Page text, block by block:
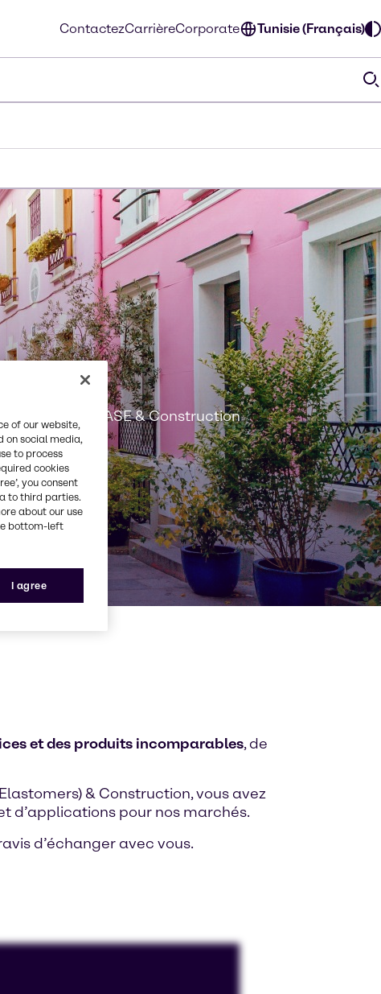
ContactezCarrièreCorporate Tunisie (Français)
CASE & Construction
et des produits incomparables, de
& Construction, vous avez
d’applications pour nos marchés.
d’échanger avec vous.
of our website,
on social media,
to process
cookies
you consent
to third parties.
about our use
bottom-left
I agree